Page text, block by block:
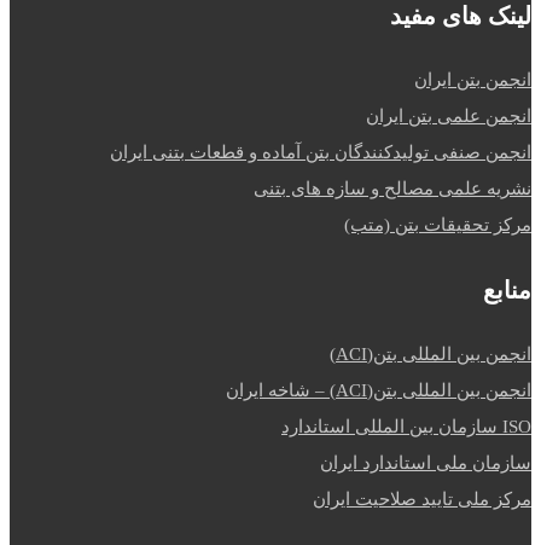
لینک های مفید
انجمن بتن ایران
انجمن علمی بتن ایران
انجمن صنفی تولیدکنندگان بتن آماده و قطعات بتنی ایران
نشریه علمی مصالح و سازه های بتنی
مرکز تحقیقات بتن (متب)
منابع
انجمن بین المللی بتن(ACI)
انجمن بین المللی بتن(ACI) – شاخه ایران
ISO سازمان بین المللی استاندارد
سازمان ملی استاندارد ایران
مرکز ملی تایید صلاحیت ایران